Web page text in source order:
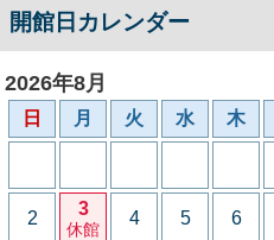
開館日カレンダー
2026年8月
日 月 火 水 木
2 3
休館
4 5 6